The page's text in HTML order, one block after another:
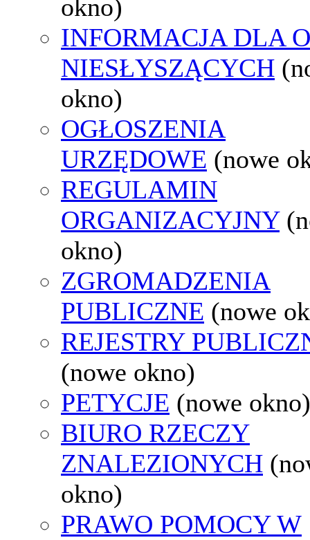
okno)
INFORMACJA DLA
NIESŁYSZĄCYCH
okno)
OGŁOSZENIA
URZĘDOWE (nowe
REGULAMIN
ORGANIZACYJNY
okno)
ZGROMADZENIA
PUBLICZNE (nowe
REJESTRY
(nowe okno)
PETYCJE (nowe okno)
BIURO RZECZY
ZNALEZIONYCH
okno)
PRAWO POMOCY W